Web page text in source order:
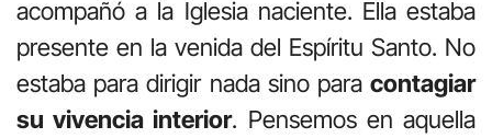
acompañó a la Iglesia naciente. Ella estaba
presente en la venida del Espíritu Santo. No
estaba para dirigir nada sino para contagiar
su vivencia interior. Pensemos en aquella